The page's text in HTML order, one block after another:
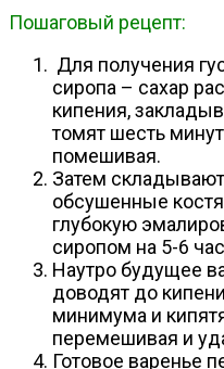
Пошаговый рецепт:
Для получения
сиропа – сахар
кипения,
томят шесть
помешивая.
Затем
обсушенные
глубокую
сиропом на 5-6
Наутро будущее
доводят до
минимума и
перемешивая и
Готовое варенье